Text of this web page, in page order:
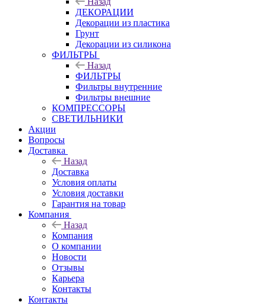
ДЕКОРАЦИИ
Декорации из пластика
Грунт
Декорации из силикона
ФИЛЬТРЫ
Назад
ФИЛЬТРЫ
Фильтры внутренние
Фильтры внешние
КОМПРЕССОРЫ
СВЕТИЛЬНИКИ
Акции
Вопросы
Доставка
Назад
Доставка
Условия оплаты
Условия доставки
Гарантия на товар
Компания
Назад
Компания
О компании
Новости
Отзывы
Карьера
Контакты
Контакты